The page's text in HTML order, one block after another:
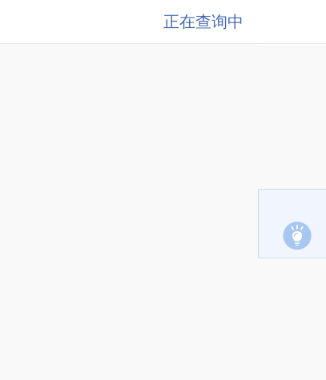
正在查询中